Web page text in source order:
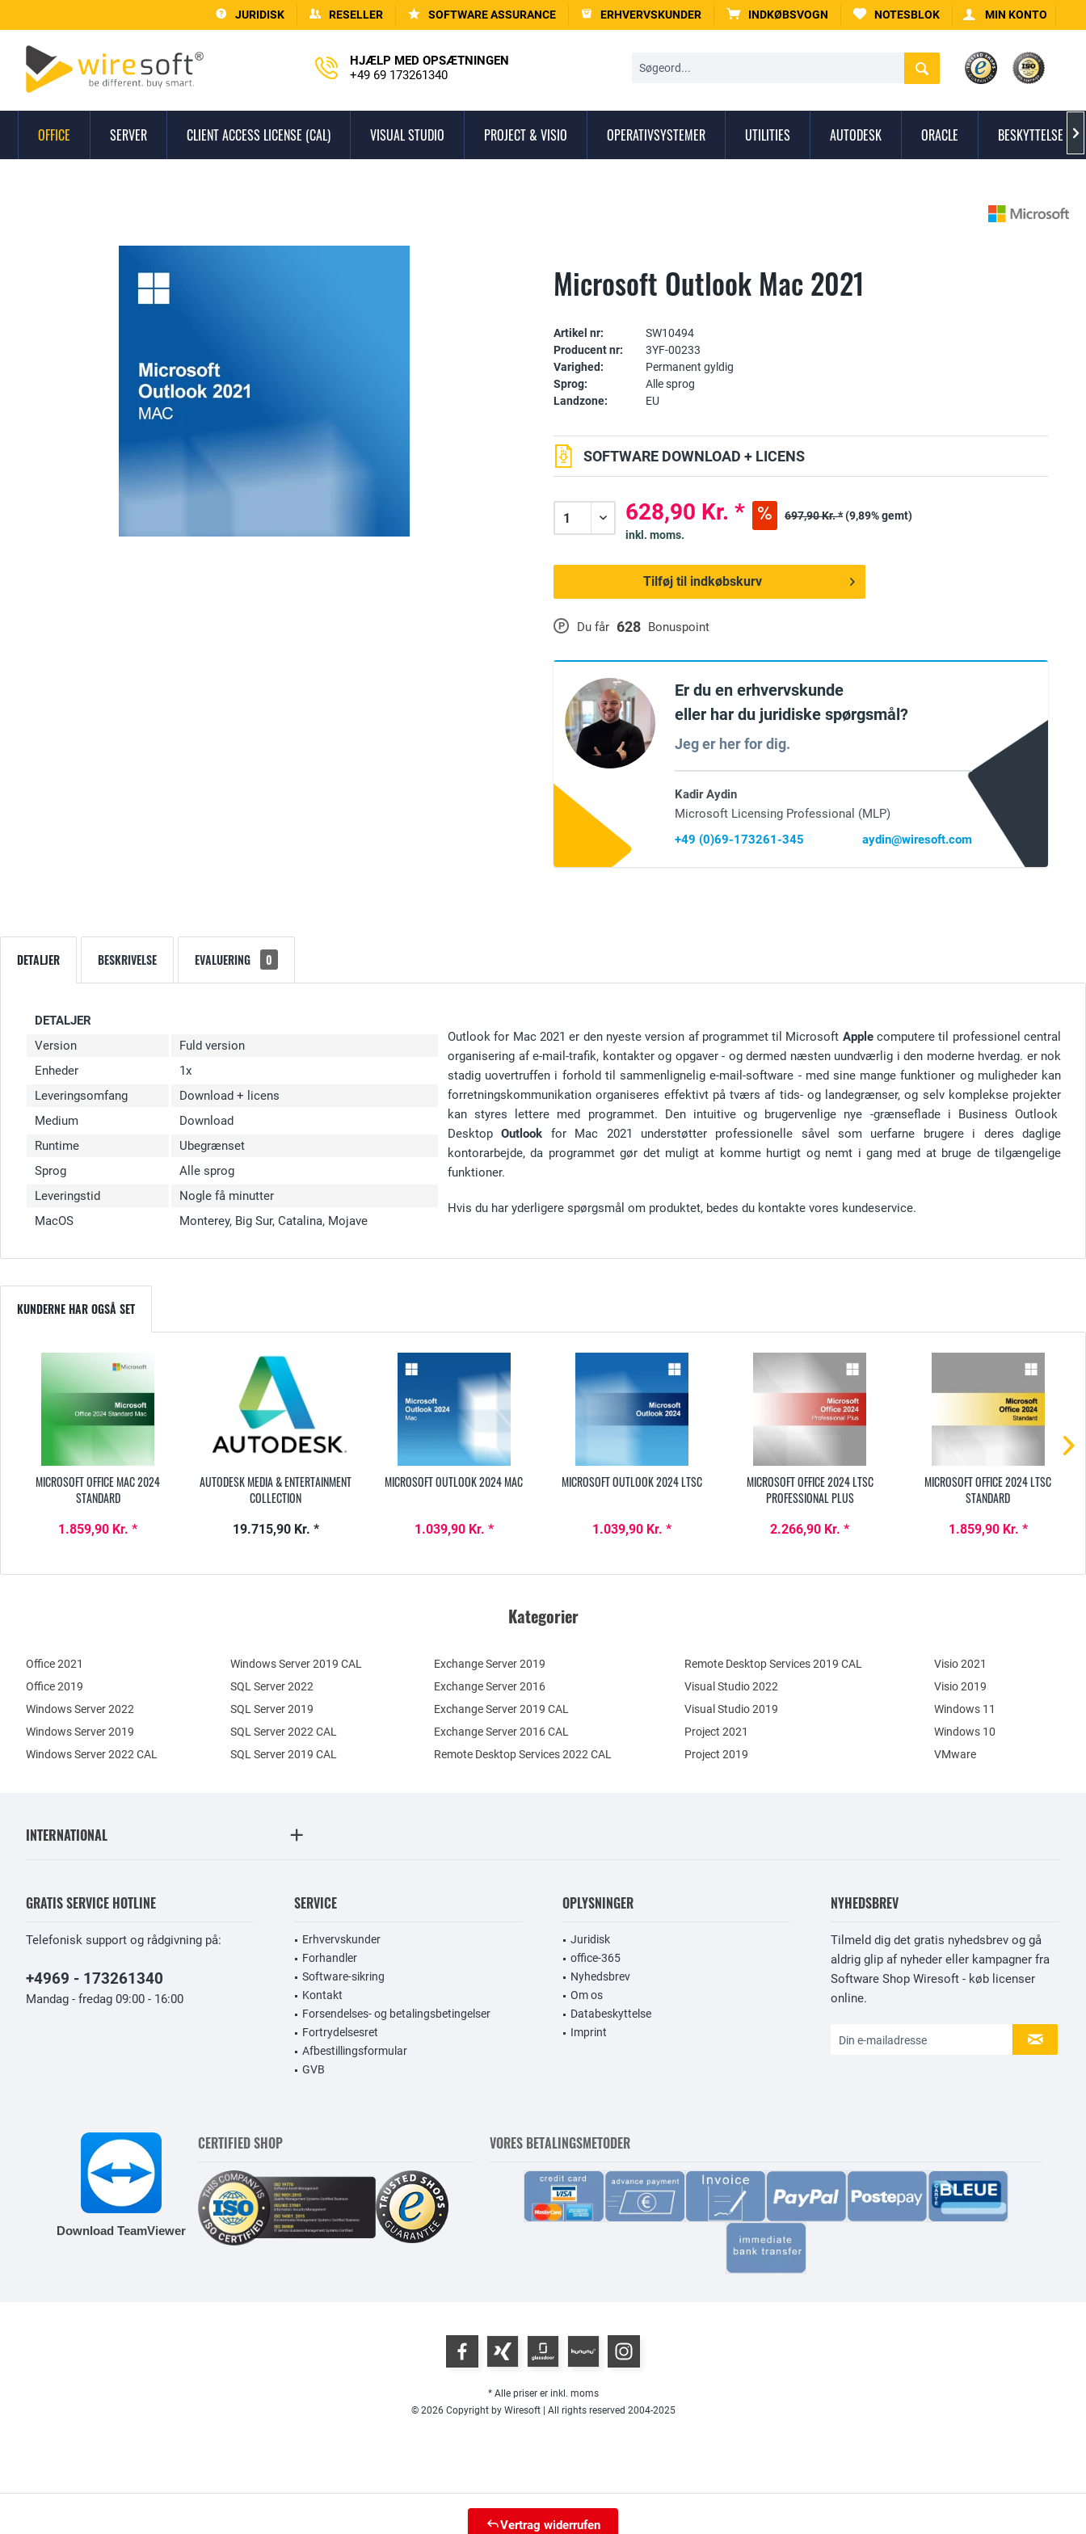
JURIDISK RESELLER SOFTWARE ASSURANCE ERHVERVSKUNDER INDKØBSVOGN NOTESBLOK MIN KONTO
HJÆLP MED OPSÆTNINGEN
+49 69 173261340
OFFICE SERVER CLIENT ACCESS LICENSE (CAL) VISUAL STUDIO PROJECT & VISIO OPERATIVSYSTEMER UTILITIES AUTODESK ORACLE BESKYTTELSE 
Microsoft Outlook Mac 2021
Artikel nr:
SW10494
Producent nr:
3YF-00233
Varighed:
Permanent gyldig
Sprog:
Alle sprog
Landzone:
EU
P Du får 628 Bonuspoint
SOFTWARE DOWNLOAD + LICENS
628,90 Kr. * 697,90 Kr. *(9,89% gemt)
inkl. moms.
Tilføj til indkøbskurv
Er du en erhvervskunde
eller har du juridiske spørgsmål?
Jeg er her for dig.
Kadir Aydin
Microsoft Licensing Professional (MLP)
+49 (0)69-173261-345
aydin@wiresoft.com
DETALJER BESKRIVELSE EVALUERING 0
DETALJER
Version
Fuld version
Enheder
1x
Leveringsomfang
Download + licens
Medium
Download
Runtime
Ubegrænset
Sprog
Alle sprog
Leveringstid
Nogle få minutter
MacOS
Monterey, Big Sur, Catalina, Mojave
Outlook for Mac 2021 er den nyeste version af programmet til Microsoft Applecomputere til professionel central
organisering af e-mail-trafik, kontakter og opgaver - og dermed næsten uundværlig i den moderne hverdag. er nok
stadig uovertruffen i forhold til sammenlignelig e-mail-software - med sine mange funktioner og muligheder kan
forretningskommunikation organiseres effektivt på tværs af tids- og landegrænser, og selv komplekse projekter
kan styres lettere med programmet. Den intuitive og brugervenlige nye -grænseflade i Business Outlook
DesktopOutlook for Mac 2021 understøtter professionelle såvel som uerfarne brugere i deres daglige
kontorarbejde, da programmet gør det muligt at komme hurtigt og nemt i gang med at bruge de tilgængelige
funktioner.
Hvis du har yderligere spørgsmål om produktet, bedes du kontakte vores kundeservice.
KUNDERNE HAR OGSÅ SET
MICROSOFT OFFICE MAC 2024
STANDARD
1.859,90 Kr. *
AUTODESK MEDIA & ENTERTAINMENT
COLLECTION
19.715,90 Kr. *
MICROSOFT OUTLOOK 2024 MAC
1.039,90 Kr. *
MICROSOFT OUTLOOK 2024 LTSC
1.039,90 Kr. *
MICROSOFT OFFICE 2024 LTSC
PROFESSIONAL PLUS
2.266,90 Kr. *
MICROSOFT OFFICE 2024 LTSC
STANDARD
1.859,90 Kr. *
Kategorier
Office 2021
Office 2019
Windows Server 2022
Windows Server 2019
Exchange Server 2019
Exchange Server 2016
SQL Server 2022
SQL Server 2019
Windows Server 2022 CAL
Windows Server 2019 CAL
SQL Server 2022 CAL
SQL Server 2019 CAL
Remote Desktop Services 2022 CAL
Remote Desktop Services 2019 CAL
Exchange Server 2019 CAL
Exchange Server 2016 CAL
Visual Studio 2022
Visual Studio 2019
Project 2021
Project 2019
Visio 2021
Visio 2019
Windows 11
Windows 10
VMware
INTERNATIONAL
GRATIS SERVICE HOTLINE
Telefonisk support og rådgivning på:
+4969 - 173261340
Mandag - fredag 09:00 - 16:00
SERVICE
Erhvervskunder
Forhandler
Software-sikring
Kontakt
Forsendelses- og betalingsbetingelser
Fortrydelsesret
Afbestillingsformular
GVB
OPLYSNINGER
Juridisk
office-365
Nyhedsbrev
Om os
Databeskyttelse
Imprint
NYHEDSBREV
Tilmeld dig det gratis nyhedsbrev og gå
aldrig glip af nyheder eller kampagner fra
Software Shop Wiresoft - køb licenser
online.
Download TeamViewer
CERTIFIED SHOP VORES BETALINGSMETODER
* Alle priser er inkl. moms
© 2026 Copyright by Wiresoft | All rights reserved 2004-2025
Vertrag widerrufen